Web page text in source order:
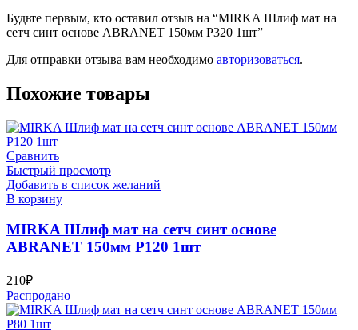
Будьте первым, кто оставил отзыв на “MIRKA Шлиф мат на
сетч синт основе ABRANET 150мм Р320 1шт”
Для отправки отзыва вам необходимо авторизоваться.
Похожие товары
Сравнить
Быстрый просмотр
Добавить в список желаний
В корзину
MIRKA Шлиф мат на сетч синт основе
ABRANET 150мм Р120 1шт
210₽
Распродано